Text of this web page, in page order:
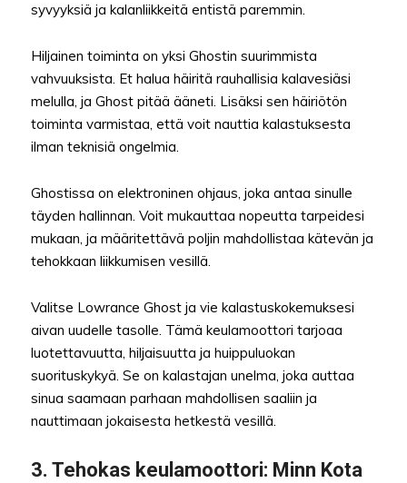
syvyyksiä ja kalanliikkeitä entistä paremmin.
Hiljainen toiminta on yksi Ghostin suurimmista
vahvuuksista. Et halua häiritä rauhallisia kalavesiäsi
melulla, ja Ghost pitää ääneti. Lisäksi sen häiriötön
toiminta varmistaa, että voit nauttia kalastuksesta
ilman teknisiä ongelmia.
Ghostissa on elektroninen ohjaus, joka antaa sinulle
täyden hallinnan. Voit mukauttaa nopeutta tarpeidesi
mukaan, ja määritettävä poljin mahdollistaa kätevän ja
tehokkaan liikkumisen vesillä.
Valitse Lowrance Ghost ja vie kalastuskokemuksesi
aivan uudelle tasolle. Tämä keulamoottori tarjoaa
luotettavuutta, hiljaisuutta ja huippuluokan
suorituskykyä. Se on kalastajan unelma, joka auttaa
sinua saamaan parhaan mahdollisen saaliin ja
nauttimaan jokaisesta hetkestä vesillä.
3. Tehokas keulamoottori: Minn Kota